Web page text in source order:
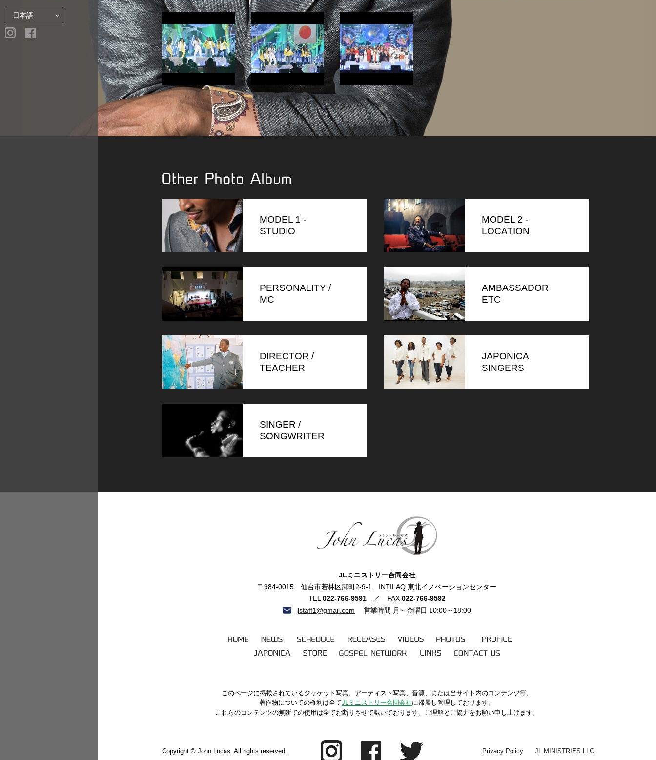
MODEL 1 -
STUDIO
MODEL 2 -
LOCATION
PERSONALITY /
MC
AMBASSADOR
ETC
DIRECTOR /
TEACHER
JAPONICA
SINGERS
SINGER /
SONGWRITER
JLミニストリー合同会社
〒984-0015 仙台市若林区卸町2-9-1 INTILAQ 東北イノベーションセンター
TEL 022-766-9591／ FAX 022-766-9592
jlstaff1@gmail.com 営業時間 月～金曜日 10:00～18:00
NEWS SCHEDULE RELEASES VIDEOS PHOTOS
PROFILE
このページに掲載されているジャケット写真、アーティスト写真、音源、または当サイト内のコンテンツ等、
著作物についての権利は全てJLミニストリー合同会社に帰属し管理しております。
これらのコンテンツの無断での使用は全てお断りさせて戴いております。ご理解とご協力をお願い申し上げます。
Privacy Policy JL MINISTRIES LLC
Copyright © John Lucas. All rights reserved.